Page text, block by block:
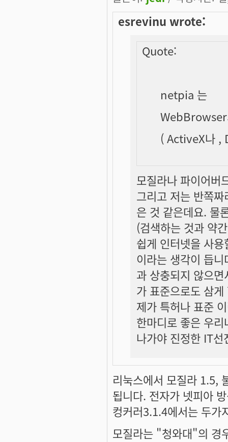
esrevinu wrote:
Quote:
netpia 는
WebBrowser
( ActiveX나 ,
모질라나 파이어버
그리고 저는 반쪽
은 것 같은데요. 물
(검색하는 것과 약
쉽게 인터넷을 사
이라는 생각이 듭
과 상충되지 않으
가 표준으로도 삼
제가 특허나 표준
한마디로 좋은 우
나가야 진정한 IT
리눅스에서 모질라 1.5,
됩니다. 전자가 넷피아
컹커러3.1.4에서는 두가
모질라는 "청와대"의 경